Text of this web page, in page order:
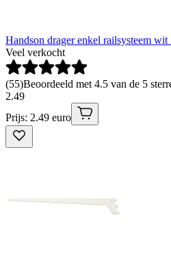
Handson drager enkel railsysteem wit
Veel verkocht
(55)Beoordeeld met 4.5 van de 5
2.49
Prijs: 2.49 euro